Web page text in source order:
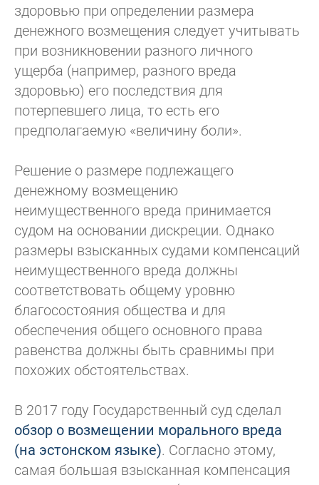
здоровью при определении размера
денежного возмещения следует учитывать
при возникновении разного личного
ущерба (например, разного вреда
здоровью) его последствия для
потерпевшего лица, то есть его
предполагаемую «величину боли».
Решение о размере подлежащего
денежному возмещению
неимущественного вреда принимается
судом на основании дискреции. Однако
размеры взысканных судами компенсаций
неимущественного вреда должны
соответствовать общему уровню
благосостояния общества и для
обеспечения общего основного права
равенства должны быть сравнимы при
похожих обстоятельствах.
В 2017 году Государственный суд сделал
обзор о возмещении морального вреда
(на эстонском языке). Согласно этому,
самая большая взысканная компенсация